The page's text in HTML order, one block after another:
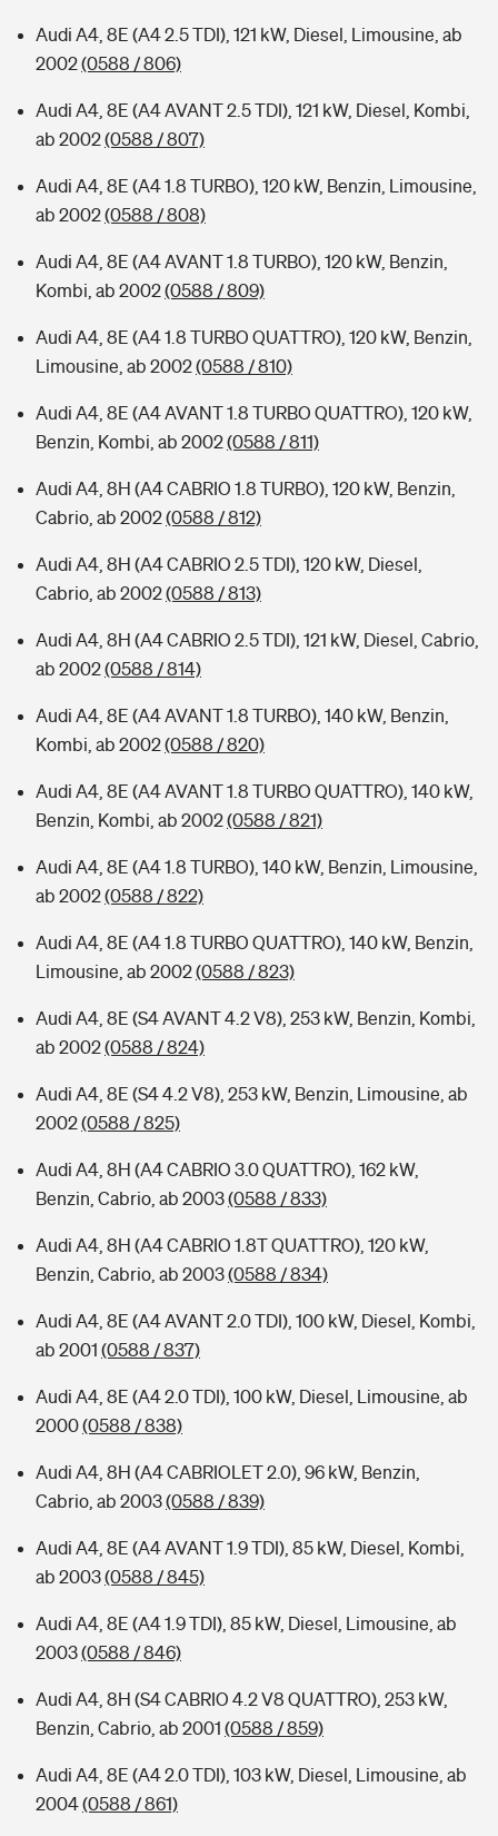
Audi A4, 8E (A4 2.5 TDI), 121 kW, Diesel, Limousine, ab
2002(0588 / 806)
Audi A4, 8E (A4 AVANT 2.5 TDI), 121 kW, Diesel, Kombi,
ab 2002(0588 / 807)
Audi A4, 8E (A4 1.8 TURBO), 120 kW, Benzin, Limousine,
ab 2002(0588 / 808)
Audi A4, 8E (A4 AVANT 1.8 TURBO), 120 kW, Benzin,
Kombi, ab 2002(0588 / 809)
Audi A4, 8E (A4 1.8 TURBO QUATTRO), 120 kW, Benzin,
Limousine, ab 2002(0588 / 810)
Audi A4, 8E (A4 AVANT 1.8 TURBO QUATTRO), 120 kW,
Benzin, Kombi, ab 2002(0588 / 811)
Audi A4, 8H (A4 CABRIO 1.8 TURBO), 120 kW, Benzin,
Cabrio, ab 2002(0588 / 812)
Audi A4, 8H (A4 CABRIO 2.5 TDI), 120 kW, Diesel,
Cabrio, ab 2002(0588 / 813)
Audi A4, 8H (A4 CABRIO 2.5 TDI), 121 kW, Diesel, Cabrio,
ab 2002(0588 / 814)
Audi A4, 8E (A4 AVANT 1.8 TURBO), 140 kW, Benzin,
Kombi, ab 2002(0588 / 820)
Audi A4, 8E (A4 AVANT 1.8 TURBO QUATTRO), 140 kW,
Benzin, Kombi, ab 2002(0588 / 821)
Audi A4, 8E (A4 1.8 TURBO), 140 kW, Benzin, Limousine,
ab 2002(0588 / 822)
Audi A4, 8E (A4 1.8 TURBO QUATTRO), 140 kW, Benzin,
Limousine, ab 2002(0588 / 823)
Audi A4, 8E (S4 AVANT 4.2 V8), 253 kW, Benzin, Kombi,
ab 2002(0588 / 824)
Audi A4, 8E (S4 4.2 V8), 253 kW, Benzin, Limousine, ab
2002(0588 / 825)
Audi A4, 8H (A4 CABRIO 3.0 QUATTRO), 162 kW,
Benzin, Cabrio, ab 2003(0588 / 833)
Audi A4, 8H (A4 CABRIO 1.8T QUATTRO), 120 kW,
Benzin, Cabrio, ab 2003(0588 / 834)
Audi A4, 8E (A4 AVANT 2.0 TDI), 100 kW, Diesel, Kombi,
ab 2001 (0588 / 837)
Audi A4, 8E (A4 2.0 TDI), 100 kW, Diesel, Limousine, ab
2000(0588 / 838)
Audi A4, 8H (A4 CABRIOLET 2.0), 96 kW, Benzin,
Cabrio, ab 2003(0588 / 839)
Audi A4, 8E (A4 AVANT 1.9 TDI), 85 kW, Diesel, Kombi,
ab 2003(0588 / 845)
Audi A4, 8E (A4 1.9 TDI), 85 kW, Diesel, Limousine, ab
2003(0588 / 846)
Audi A4, 8H (S4 CABRIO 4.2 V8 QUATTRO), 253 kW,
Benzin, Cabrio, ab 2001 (0588 / 859)
Audi A4, 8E (A4 2.0 TDI), 103 kW, Diesel, Limousine, ab
2004(0588 / 861)